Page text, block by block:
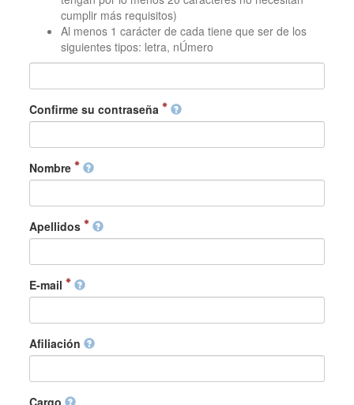
cumplir más requisitos)
Al menos 1 carácter de cada tiene que ser de los
siguientes tipos: letra, nÚmero
Confirme su contraseña
Nombre
Apellidos
E-mail
Afiliación
Cargo